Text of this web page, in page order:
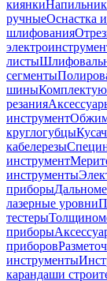
киянки
ручныеОснастка
шлифования
листы
сегменты
шины
резания
инструмент
круглогубцы
кабелерезы
инструмент
инструменты
приборы
лазерные уровни
тестеры
приборы
приборов
инструменты
карандаши